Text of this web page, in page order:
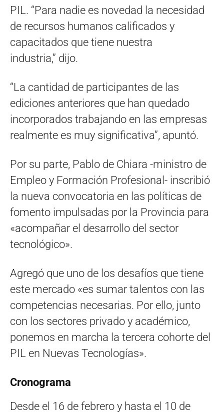
PIL. “Para nadie es novedad la necesidad
de recursos humanos calificados y
capacitados que tiene nuestra
industria,” dijo.
“La cantidad de participantes de las
ediciones anteriores que han quedado
incorporados trabajando en las empresas
realmente es muy significativa”, apuntó.
Por su parte, Pablo de Chiara -ministro de
Empleo y Formación Profesional- inscribió
la nueva convocatoria en las políticas de
fomento impulsadas por la Provincia para
«acompañar el desarrollo del sector
tecnológico».
Agregó que uno de los desafíos que tiene
este mercado «es sumar talentos con las
competencias necesarias. Por ello, junto
con los sectores privado y académico,
ponemos en marcha la tercera cohorte del
PIL en Nuevas Tecnologías».
Cronograma
Desde el 16 de febrero y hasta el 10 de